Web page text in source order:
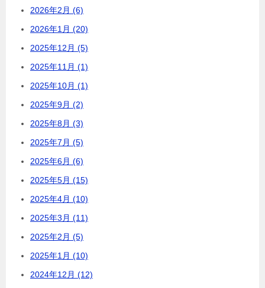
2026年2月 (6)
2026年1月 (20)
2025年12月 (5)
2025年11月 (1)
2025年10月 (1)
2025年9月 (2)
2025年8月 (3)
2025年7月 (5)
2025年6月 (6)
2025年5月 (15)
2025年4月 (10)
2025年3月 (11)
2025年2月 (5)
2025年1月 (10)
2024年12月 (12)